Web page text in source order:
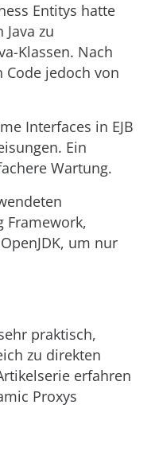
Entitys hatte
zu
Klassen. Nach
jedoch von
Interfaces in EJB
Ein
Wartung.
Framework,
um nur
praktisch,
zu direkten
erfahren
Proxys